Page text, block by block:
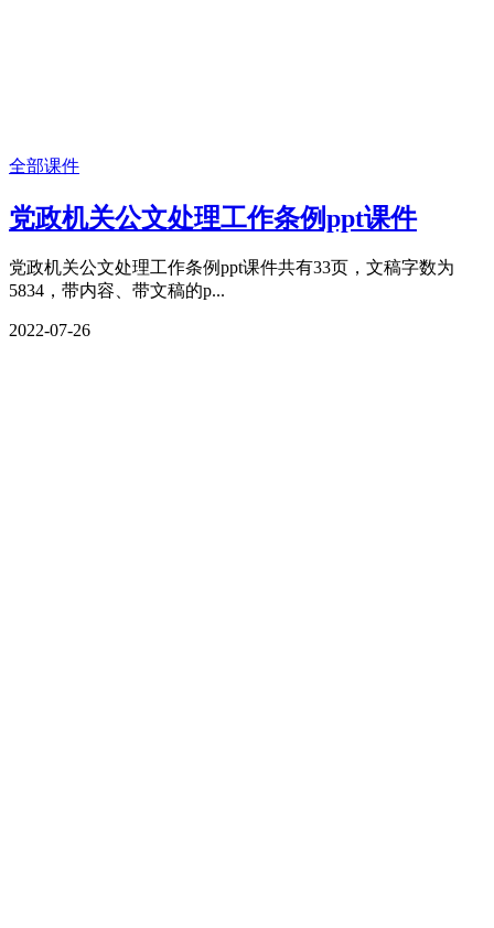
全部课件
党政机关公文处理工作条例ppt课件
党政机关公文处理工作条例ppt课件共有33页，文稿字数为
5834，带内容、带文稿的p...
2022-07-26